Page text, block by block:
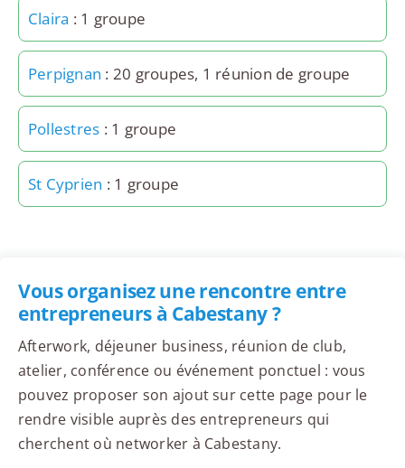
Claira : 1 groupe
Perpignan : 20 groupes, 1 réunion de groupe
Pollestres : 1 groupe
St Cyprien : 1 groupe
Vous organisez une rencontre entre
entrepreneurs à Cabestany ?
Afterwork, déjeuner business, réunion de club,
atelier, conférence ou événement ponctuel : vous
pouvez proposer son ajout sur cette page pour le
rendre visible auprès des entrepreneurs qui
cherchent où networker à Cabestany.